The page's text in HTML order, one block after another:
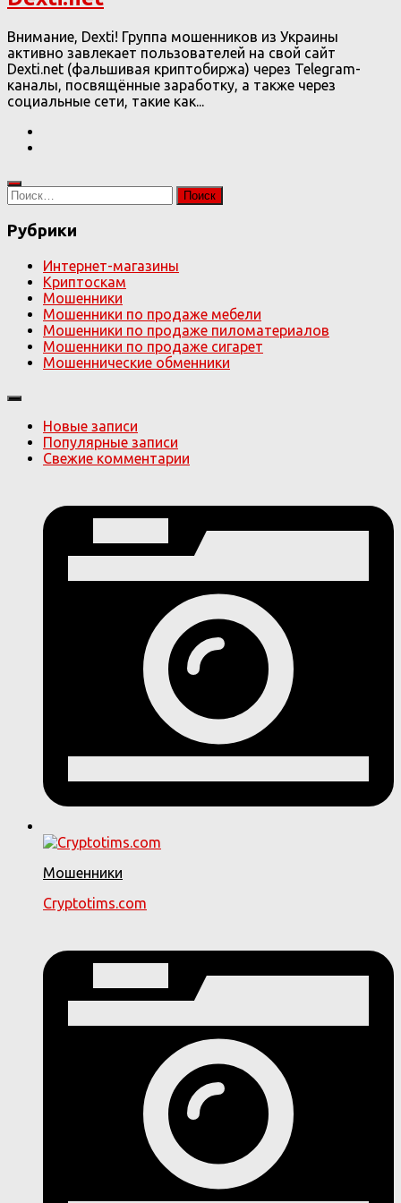
Внимание, Dexti! Группа мошенников из Украины
активно завлекает пользователей на свой сайт
Dexti.net (фальшивая криптобиржа) через Telegram-
каналы, посвящённые заработку, а также через
социальные сети, такие как...
Найти:
Рубрики
Интернет-магазины
Криптоскам
Мошенники
Мошенники по продаже мебели
Мошенники по продаже пиломатериалов
Мошенники по продаже сигарет
Мошеннические обменники
Новые записи
Популярные записи
Свежие комментарии
Мошенники
Cryptotims.com